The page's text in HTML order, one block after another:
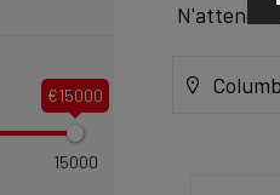
15000
€15000